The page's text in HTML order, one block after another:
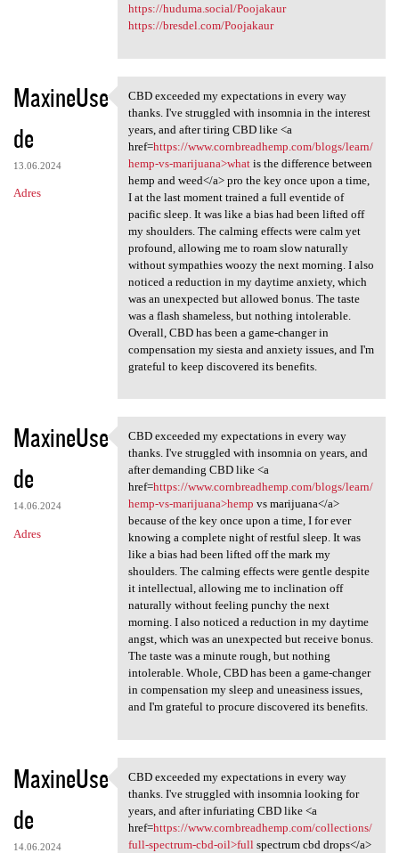
https://huduma.social/Poojakaur
https://bresdel.com/Poojakaur
MaxineUse
de
13.06.2024
Adres
CBD exceeded my expectations
CBD exceeded my expectations in every way
thanks. I've struggled with insomnia in the interest
years, and after tiring CBD like <a
href=https://www.cornbreadhemp.com/blogs/learn/
hemp-vs-marijuana>whatis the difference between
hemp and weed</a> pro the key once upon a time,
I at the last moment trained a full eventide of
pacific sleep. It was like a bias had been lifted off
my shoulders. The calming effects were calm yet
profound, allowing me to roam slow naturally
without sympathies woozy the next morning. I also
noticed a reduction in my daytime anxiety, which
was an unexpected but allowed bonus. The taste
was a flash shameless, but nothing intolerable.
Overall, CBD has been a game-changer in
compensation my siesta and anxiety issues, and I'm
grateful to keep discovered its benefits.
MaxineUse
de
14.06.2024
Adres
CBD exceeded my expectations
CBD exceeded my expectations in every way
thanks. I've struggled with insomnia on years, and
after demanding CBD like <a
href=https://www.cornbreadhemp.com/blogs/learn/
hemp-vs-marijuana>hemp vs marijuana</a>
because of the key once upon a time, I for ever
knowing a complete night of restful sleep. It was
like a bias had been lifted off the mark my
shoulders. The calming effects were gentle despite
it intellectual, allowing me to inclination off
naturally without feeling punchy the next
morning. I also noticed a reduction in my daytime
angst, which was an unexpected but receive bonus.
The taste was a minute rough, but nothing
intolerable. Whole, CBD has been a game-changer
in compensation my sleep and uneasiness issues,
and I'm grateful to procure discovered its benefits.
MaxineUse
de
14.06.2024
CBD exceeded my expectations
CBD exceeded my expectations in every way
thanks. I've struggled with insomnia looking for
years, and after infuriating CBD like <a
href=https://www.cornbreadhemp.com/collections/
full-spectrum-cbd-oil>full spectrum cbd drops</a>